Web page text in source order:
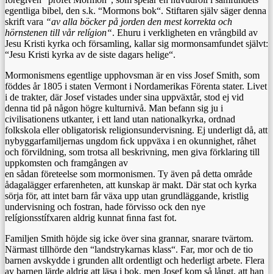
egentliga bibel, den s.k. “Mormons bok“. Stiftaren själv säger denna
skrift vara “av alla böcker på jorden den mest korrekta och
hörnstenen till vår relígion“. Ehuru i verkligheten en vrångbild av
Jesu Kristi kyrka och församling, kallar sig mormonsamfundet självt:
“Jesu Kristi kyrka av de siste dagars helige“.
Mormonismens egentlige upphovsman är en viss Josef Smith, som
föddes år 1805 i staten Vermont i Nordamerikas Förenta stater. Livet
i de trakter, där Josef vistades under sina uppväxtår, stod ej vid
denna tid på någon högre kulturnivå. Man befann sig ju i
civilisationens utkanter, i ett land utan nationalkyrka, ordnad
folkskola eller obligatorisk religionsundervisning. Ej underligt då, att
nybyggarfamiljernas ungdom ﬁck uppväxa i en okunnighet, råhet
och förvildning, som trotsa all beskrivning, men giva förklaring till
uppkomsten och framgången av
en sådan företeelse som mormonismen. Ty även på detta område
ådagalägger erfarenheten, att kunskap är makt. Där stat och kyrka
sörja för, att intet barn får växa upp utan grundläggande, kristlig
undervisning och fostran, hade förvisso ock den nye
relígionsstífxaren aldrig kunnat ﬁnna fast fot.
Familjen Smith höjde sig icke över sina grannar, snarare tvärtom.
Närmast tillhörde den “landstrykarnas klass“. Far, mor och de tio
barnen avskydde i grunden allt ordentligt och hederligt arbete. Flera
av barnen lärde aldrig att läsa i bok, men Josef kom så långt, att han